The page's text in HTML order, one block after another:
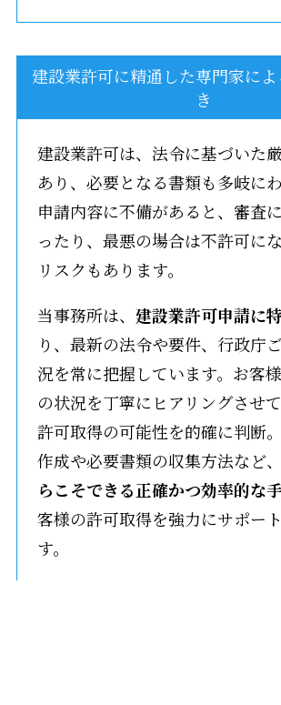
建設業許可に精通した専門家に
き
建設業許可は、法令に基づいた
あり、必要となる書類も多岐にわ
申請内容に不備があると、審査
ったり、最悪の場合は不許可に
リスクもあります。
当事務所は、建設業許可申請に
り、最新の法令や要件、行政庁
況を常に把握しています。お客
の状況を丁寧にヒアリングさせて
許可取得の可能性を的確に判断
作成や必要書類の収集方法など、
らこそできる正確かつ効率的な
客様の許可取得を強力にサポー
す。